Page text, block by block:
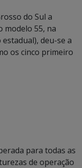
do Sul a
modelo 55, na
deu-se a
os cinco primeiro
para todas as
de operação